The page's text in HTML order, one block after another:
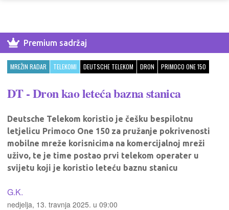
Premium sadržaj
MREŽIN RADAR TELEKOMI DEUTSCHE TELEKOM DRON PRIMOCO ONE 150
DT - Dron kao leteća bazna stanica
Deutsche Telekom koristio je češku bespilotnu
letjelicu Primoco One 150 za pružanje pokrivenosti
mobilne mreže korisnicima na komercijalnoj mreži
uživo, te je time postao prvi telekom operater u
svijetu koji je koristio leteću baznu stanicu
G.K.
nedjelja, 13. travnja 2025. u 09:00